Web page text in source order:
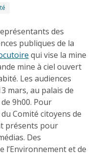
des
publiques de la
qui vise la mine
mine à ciel ouvert
Les audiences
mars, au palais de
9h00. Pour
Comité citoyens de
présents pour
Des
l’Environnement et de